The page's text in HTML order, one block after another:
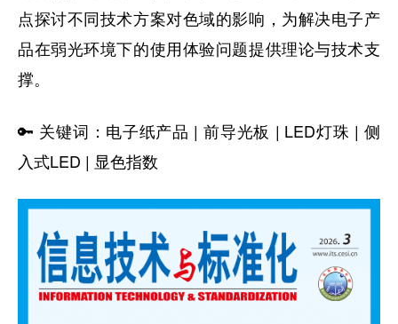
点探讨不同技术方案对色域的影响，为解决电子产
品在弱光环境下的使用体验问题提供理论与技术支
撑。
🔑 关键词：电子纸产品 | 前导光板 | LED灯珠 | 侧
入式LED | 显色指数